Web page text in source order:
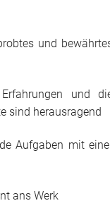
und
und
sind herausragend
Aufgaben mit
ans Werk